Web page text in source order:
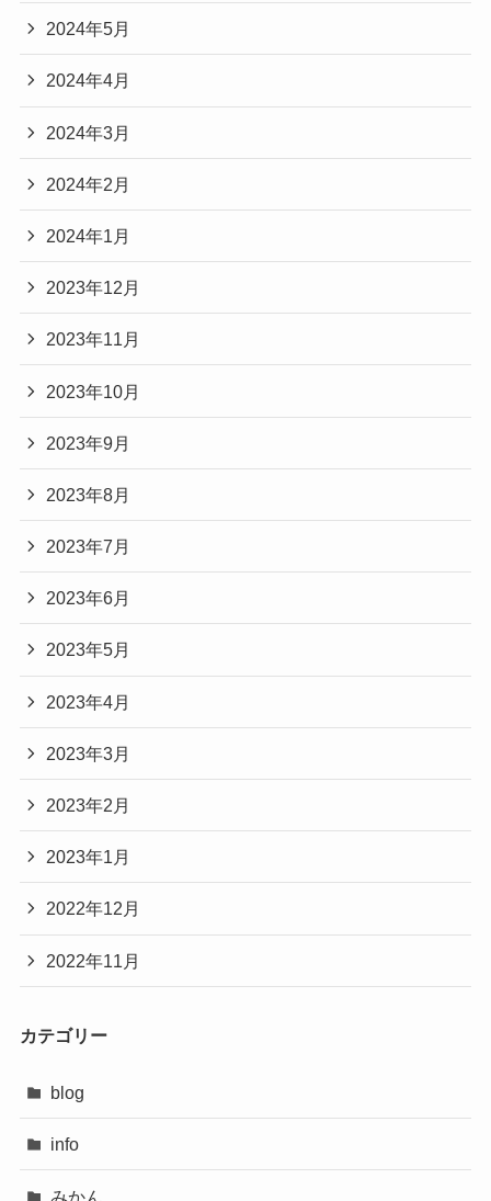
2024年5月
2024年4月
2024年3月
2024年2月
2024年1月
2023年12月
2023年11月
2023年10月
2023年9月
2023年8月
2023年7月
2023年6月
2023年5月
2023年4月
2023年3月
2023年2月
2023年1月
2022年12月
2022年11月
カテゴリー
blog
info
みかん